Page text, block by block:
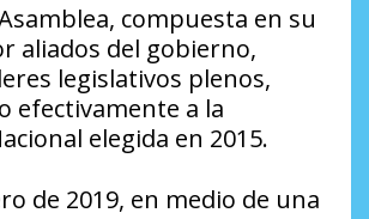
compuesta en su
aliados del gobierno,
legislativos plenos,
efectivamente a la
elegida en 2015.
de 2019, en medio de una